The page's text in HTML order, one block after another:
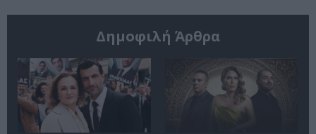
Δημοφιλή Άρθρα